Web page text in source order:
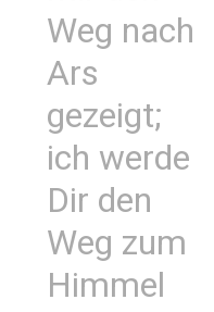
Weg nach
Ars
gezeigt;
ich werde
Dir den
Weg zum
Himmel